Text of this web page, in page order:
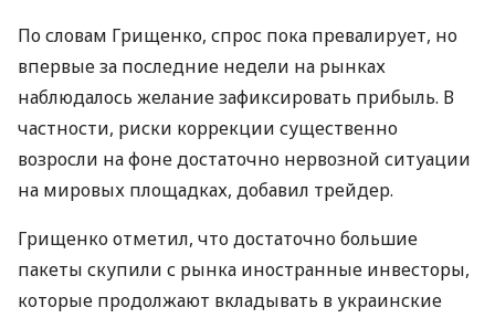
По словам Грищенко, спрос пока превалирует, но
впервые за последние недели на рынках
наблюдалось желание зафиксировать прибыль. В
частности, риски коррекции существенно
возросли на фоне достаточно нервозной ситуации
на мировых площадках, добавил трейдер.
Грищенко отметил, что достаточно большие
пакеты скупили с рынка иностранные инвесторы,
которые продолжают вкладывать в украинские